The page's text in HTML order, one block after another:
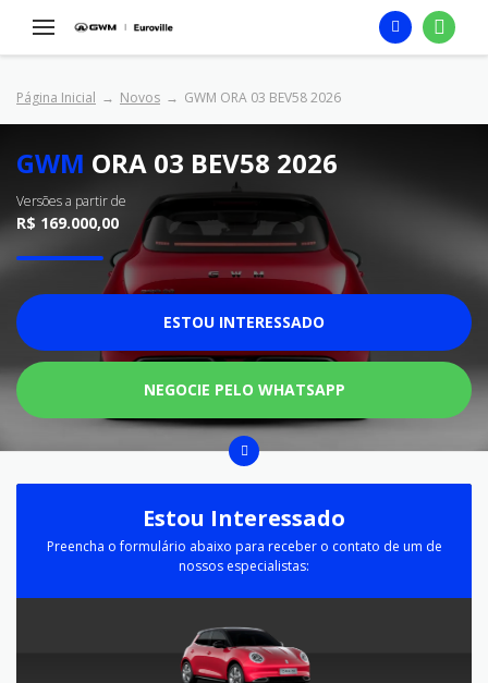
Página Inicial Novos GWM ORA 03 BEV58 2026
GWM ORA 03 BEV58 2026
Versões a partir de
R$ 169.000,00
ESTOU INTERESSADO
NEGOCIE PELO WHATSAPP
Estou Interessado
Preencha o formulário abaixo para receber o contato de um de
nossos especialistas: